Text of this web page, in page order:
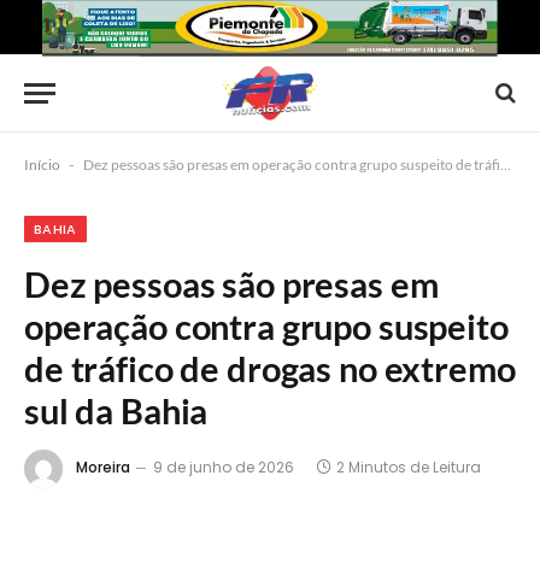
Início - Dez pessoas são presas em operação contra grupo suspeito de tráfico de drogas no extremo sul da Bahia
BAHIA
Dez pessoas são presas em
operação contra grupo suspeito
de tráfico de drogas no extremo
sul da Bahia
Moreira 9 de junho de 2026 2 Minutos de Leitura